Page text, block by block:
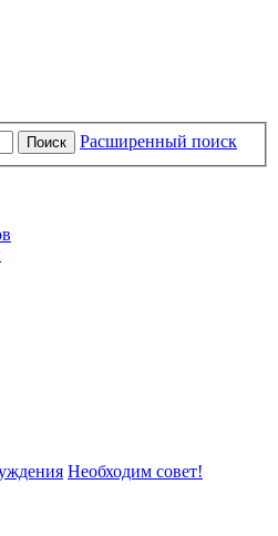
Поиск Расширенный поиск
Необходим совет!